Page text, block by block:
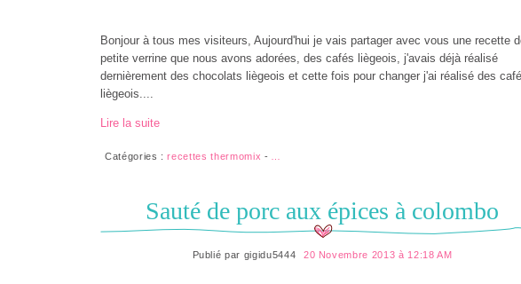
Bonjour à tous mes visiteurs, Aujourd'hui je vais partager avec vous une recette
petite verrine que nous avons adorées, des cafés liègeois, j'avais déjà réalisé
dernièrement des chocolats liègeois et cette fois pour changer j'ai réalisé des
liègeois....
Lire la suite
Catégories :recettes thermomix -
Sauté de porc aux épices à colombo
Publié par gigidu5444 20 Novembre 2013 à 12:18 AM